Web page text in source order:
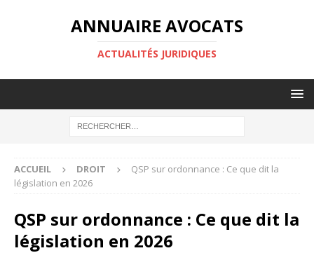
ANNUAIRE AVOCATS
ACTUALITÉS JURIDIQUES
ACCUEIL DROIT
QSP sur ordonnance : Ce que dit la
législation en 2026
QSP sur ordonnance : Ce que dit la
législation en 2026